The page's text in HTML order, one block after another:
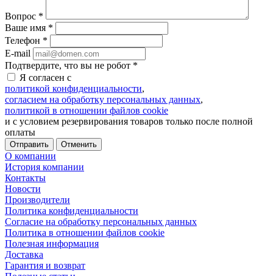
Вопрос *
Ваше имя *
Телефон *
E-mail
Подтвердите, что вы не робот *
Я согласен с
политикой конфиденциальности,
согласием на обработку персональных данных,
политикой в отношении файлов cookie
и с условием резервирования товаров только после полной
оплаты
Отменить
О компании
История компании
Контакты
Новости
Производители
Политика конфиденциальности
Согласие на обработку персональных данных
Политика в отношении файлов cookie
Полезная информация
Доставка
Гарантия и возврат